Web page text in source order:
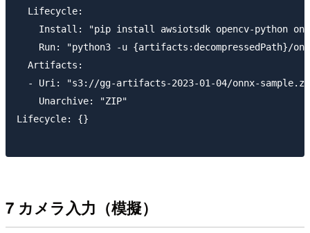
  Lifecycle:
Install: "pip install awsiotsdk opencv-python
Run: "python3 -u {artifacts:decompressedPath}/
  Artifacts:
- Uri: "s3://gg-artifacts-2023-01-04/onnx-
    Unarchive: "ZIP"
Lifecycle: {}
7 カメラ入力（模擬）